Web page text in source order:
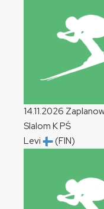
14.11.2026
Slalom KPŚ
Levi
(FIN)